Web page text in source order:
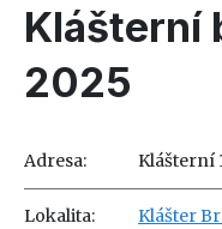
Klášterní
2025
Adresa: Klášterní
Lokalita: Klášter